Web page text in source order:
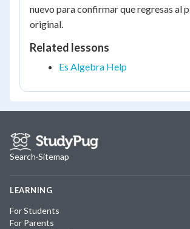
nuevo para confirmar que regresas al
original.
Related lessons
Es Algebra Help
Search·Sitemap
LEARNING
For Students
For Parents